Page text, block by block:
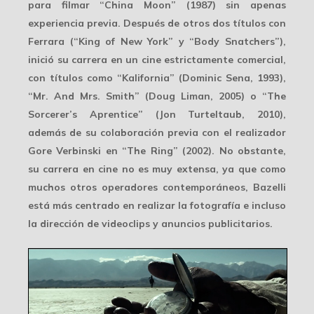
para filmar “China Moon” (1987) sin apenas
experiencia previa. Después de otros dos títulos con
Ferrara (“King of New York” y “Body Snatchers”),
inició su carrera en un cine estrictamente comercial,
con títulos como “Kalifornia” (Dominic Sena, 1993),
“Mr. And Mrs. Smith” (Doug Liman, 2005) o “The
Sorcerer’s Aprentice” (Jon Turteltaub, 2010),
además de su colaboración previa con el realizador
Gore Verbinski en “The Ring” (2002). No obstante,
su carrera en cine no es muy extensa, ya que como
muchos otros operadores contemporáneos, Bazelli
está más centrado en realizar la fotografía e incluso
la dirección de videoclips y anuncios publicitarios.